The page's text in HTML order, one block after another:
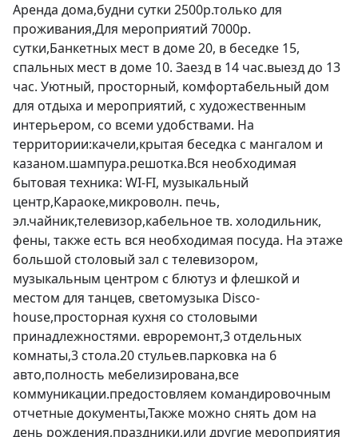
Аренда дома,будни сутки 2500р.только для
проживания,Для мероприятий 7000р.
сутки,Банкетных мест в доме 20, в беседке 15,
спальных мест в доме 10. Заезд в 14 час.выезд до 13
час. Уютный, просторный, комфортабельный дом
для отдыха и мероприятий, с художественным
интерьером, со всеми удобствами. На
территории:качели,крытая беседка с мангалом и
казаном.шампура.решотка.Вся необходимая
бытовая техника: WI-FI, музыкальный
центр,Караоке,микроволн. печь,
эл.чайник,телевизор,кабельное тв. холодильник,
фены, также есть вся необходимая посуда. На этаже
большой столовый зал с телевизором,
музыкальным центром с блютуз и флешкой и
местом для танцев, светомузыка Disco-
hоuse,просторная кухня со столовыми
принадлежностями. евроремонт,3 отдельных
комнаты,3 стола.20 стульев.парковка на 6
авто,полность мебелизирована,все
коммуникации.предостовляем командировочным
отчетные документы,Также можно снять дом на
день рождения,праздники,или другие мероприятия